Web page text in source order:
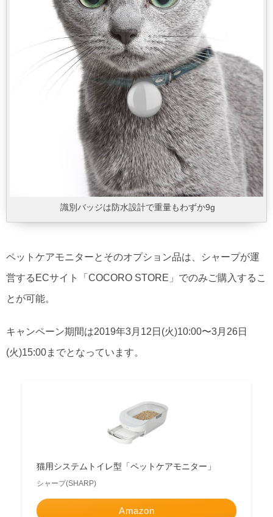
識別バッジは防水設計で重量もわずか9g
ペットケアモニターとそのオプション品は、シャープが運
営するECサイト「COCORO STORE」でのみご購入するこ
とが可能。
キャンペーン期間は2019年3月12日(火)10:00〜3月26日
(火)15:00までとなっています。
猫用システムトイレ型「ペットケアモニター」
シャープ(SHARP)
Amazon